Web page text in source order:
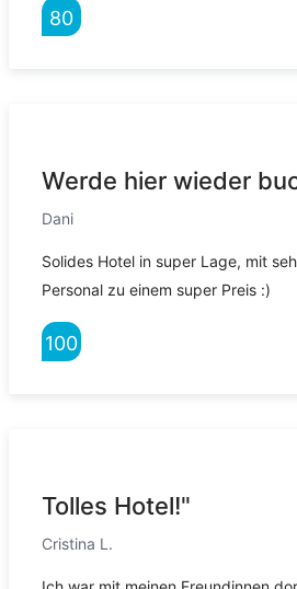
80
Werde hier wieder
Dani
Solides Hotel in super Lage, mit
Personal zu einem super Preis :)
100
Tolles Hotel!"
Cristina L.